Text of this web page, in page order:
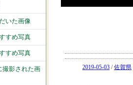
2019-05-03 /佐賀県
いた画像
すめ写真
すめ写真
撮影された画